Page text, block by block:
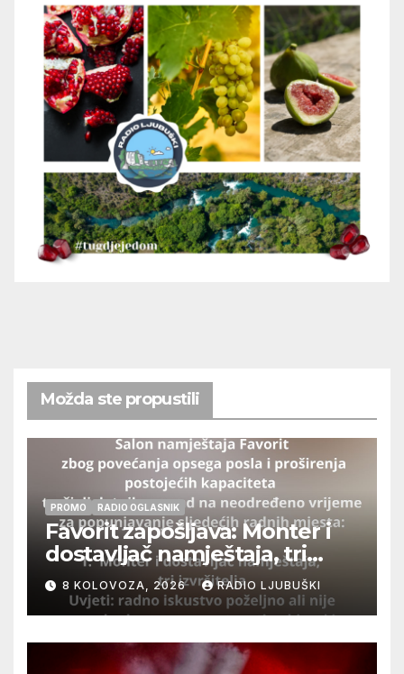
Možda ste propustili
PROMO RADIO OGLASNIK
Favorit zapošljava: Monter i
dostavljač namještaja, tri
izvršitelja
8 KOLOVOZA, 2026 RADIO LJUBUŠKI